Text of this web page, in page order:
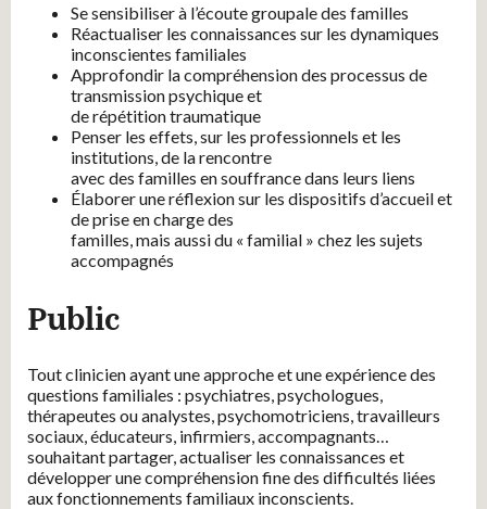
Se sensibiliser à l’écoute groupale des familles
Réactualiser les connaissances sur les dynamiques
inconscientes familiales
Approfondir la compréhension des processus de
transmission psychique et
de répétition traumatique
Penser les effets, sur les professionnels et les
institutions, de la rencontre
avec des familles en souffrance dans leurs liens
Élaborer une réflexion sur les dispositifs d’accueil et
de prise en charge des
familles, mais aussi du « familial » chez les sujets
accompagnés
Public
Tout clinicien ayant une approche et une expérience des
questions familiales : psychiatres, psychologues,
thérapeutes ou analystes, psychomotriciens, travailleurs
sociaux, éducateurs, infirmiers, accompagnants…
souhaitant partager, actualiser les connaissances et
développer une compréhension fine des difficultés liées
aux fonctionnements familiaux inconscients.